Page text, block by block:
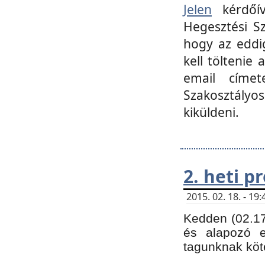
Jelen
Hegesztési
hogy az
kell töltenie
email
kiküldeni.
2. heti
2015. 02. 18. -
Kedden
és alapozó
tagunknak